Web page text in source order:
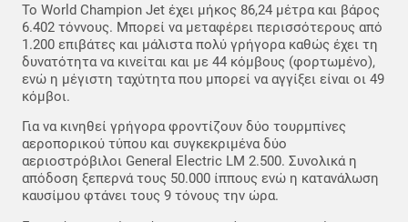
Το World Champion Jet έχει μήκος 86,24 μέτρα και βάρος
6.402 τόννους. Μπορεί να μεταφέρει περισσότερους από
1.200 επιβάτες και μάλιστα πολύ γρήγορα καθώς έχει τη
δυνατότητα να κινείται και με 44 κόμβους (φορτωμένο),
ενώ η μέγιστη ταχύτητα που μπορεί να αγγίξει είναι οι 49
κόμβοι.
Για να κινηθεί γρήγορα φροντίζουν δύο τουρμπίνες
αεροπορικού τύπου και συγκεκριμένα δύο
αεριοστρόβιλοι General Electric LM 2.500. Συνολικά η
απόδοση ξεπερνά τους 50.000 ίππους ενώ η κατανάλωση
καυσίμου φτάνει τους 9 τόνους την ώρα.